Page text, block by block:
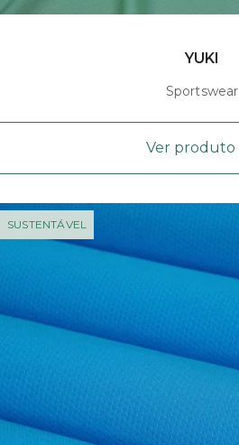
YUKI
Sportswear
Ver produto
SUSTENTÁVEL